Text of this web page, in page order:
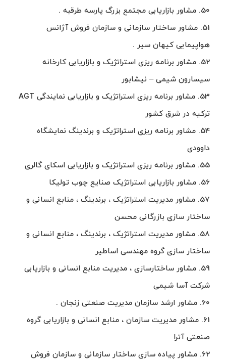
50. مشاور بازاریابی مجتمع بزرگ پارسه طرقبه .
51. مشاور ساختار سازمانی و سازمان فروش آژانس
هواپیمایی کیهان سیر .
52. مشاور برنامه ریزی استراتژیک و بازاریابی کارخانه
سیسارون شیمی – نیشابور
53. مشاور برنامه ریزی استراتژیک و بازاریابی نمایندگی AGT
ترکیه در شرق کشور
54. مشاور برنامه ریزی استراتژیک و برندینگ نمایشگاه
داوودی
55. مشاور برنامه ریزی استراتژیک و بازاریابی اسکای گالری
56. مشاور بازاریابی استراتژیک صنایع چوب تولیکا
57. مشاور مدیریت استراتژیک ، برندینگ ، منابع انسانی و
ساختار سازی بازرگانی محسن
58. مشاور مدیریت استراتژیک ، برندینگ ، منابع انسانی و
ساختار سازی گروه مهندسی اساطیر
59. مشاور ساختارسازی ، مدیریت منابع انسانی و بازاریابی
شرکت آسا شیمی
60. مشاور ارشد سازمان مدیریت صنعتی زنجان .
61. مشاور مدیریت سازمان ، منابع انسانی و بازاریابی گروه
صنعتی آترا
62. مشاور پیاده سازی ساختار سازمانی و سازمان فروش